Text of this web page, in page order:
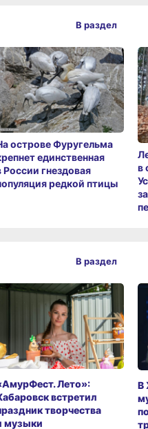
острове Фуругельма
единственная
России гнездовая
редкой птицы
в
В раздел
Лето»:
встретил
творчества
музыки
В
В раздел